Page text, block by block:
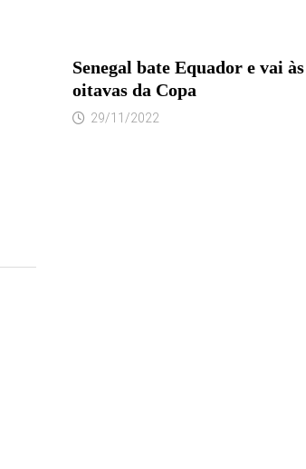
Senegal bate Equador e vai às
oitavas da Copa
29/11/2022